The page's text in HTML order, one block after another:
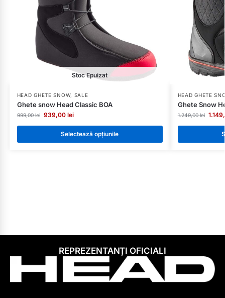
Stoc Epuizat
HEAD GHETE SNOW, SALE
Ghete snow Head Classic BOA
999,00lei 939,00 lei
Selectează opțiunile
HEAD GHETE
Ghete Snow
1.249,00lei
REPREZENTANȚI OFICIALI